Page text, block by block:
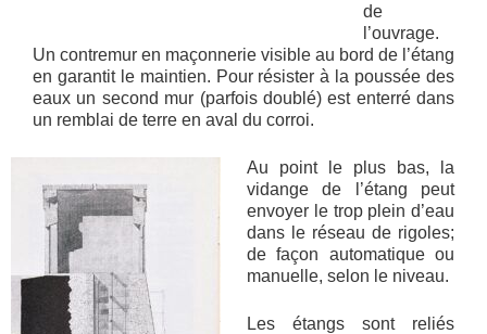
de
l’ouvrage.
Un contremur en maçonnerie visible au bord de l’étang
en garantit le maintien. Pour résister à la poussée des
eaux un second mur (parfois doublé) est enterré dans
un remblai de terre en aval du corroi.
Au point le plus bas, la
vidange de l’étang peut
envoyer le trop plein d’eau
dans le réseau de rigoles;
de façon automatique ou
manuelle, selon le niveau.
Les étangs sont reliés